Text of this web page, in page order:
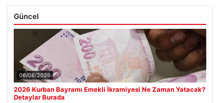
Güncel
06/08/2026
2026 Kurban Bayramı Emekli İkramiyesi Ne Zaman Yatacak?
Detaylar Burada